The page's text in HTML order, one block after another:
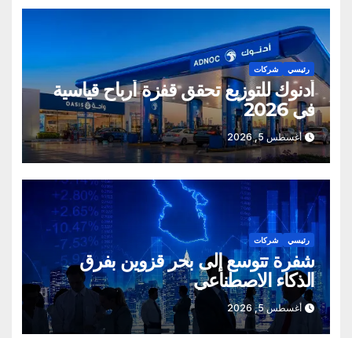
رئيسي شركات
أدنوك للتوزيع تحقق قفزة أرباح قياسية
في 2026
أغسطس 5, 2026
رئيسي شركات
شفرة تتوسع إلى بحر قزوين بفرق
الذكاء الاصطناعي
أغسطس 5, 2026